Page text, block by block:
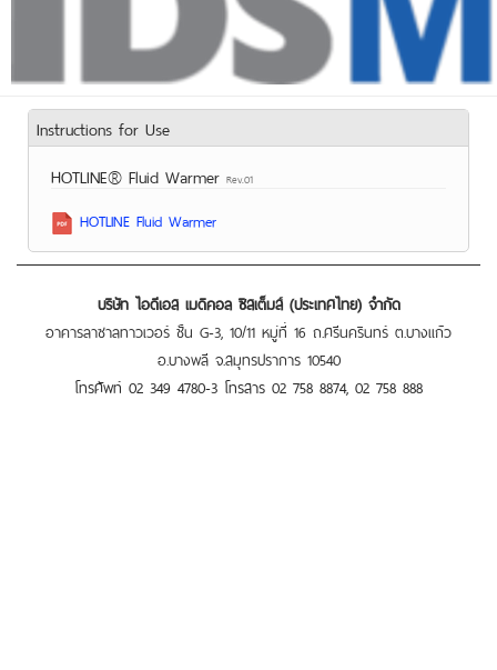
Instructions for Use
HOTLINE® Fluid Warmer Rev.01
HOTLINE Fluid Warmer
บริษัท ไอดีเอส เมดิคอล ซิสเต็มส์ (ประเทศไทย) จำกัด
อาคารลาซาลทาวเวอร์ ชั้น G-3, 10/11 หมู่ที่ 16 ถ.ศรีนครินทร์ ต.บางแก้ว
อ.บางพลี จ.สมุทรปราการ 10540
โทรศัพท์ 02 349 4780-3 โทรสาร 02 758 8874, 02 758 888